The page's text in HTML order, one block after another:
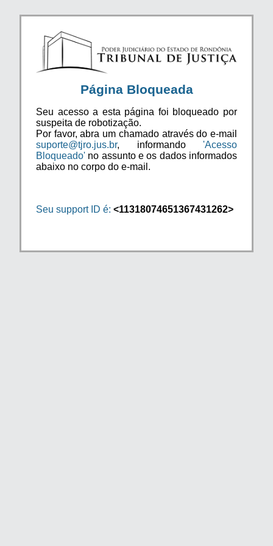
Página Bloqueada
Seu acesso a esta página foi bloqueado por
suspeita de robotização.
Por favor, abra um chamado através do e-mail
suporte@tjro.jus.br, informando 'Acesso
Bloqueado' no assunto e os dados informados
abaixo no corpo do e-mail.
Seu support ID é: <11318074651367431262>